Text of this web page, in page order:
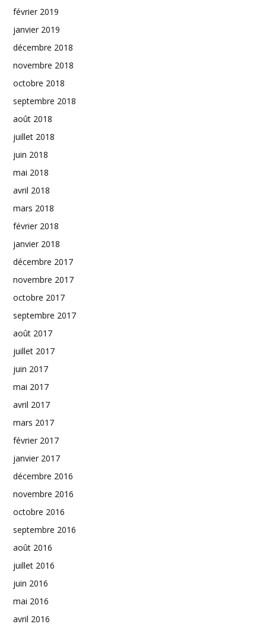
février 2019
janvier 2019
décembre 2018
novembre 2018
octobre 2018
septembre 2018
août 2018
juillet 2018
juin 2018
mai 2018
avril 2018
mars 2018
février 2018
janvier 2018
décembre 2017
novembre 2017
octobre 2017
septembre 2017
août 2017
juillet 2017
juin 2017
mai 2017
avril 2017
mars 2017
février 2017
janvier 2017
décembre 2016
novembre 2016
octobre 2016
septembre 2016
août 2016
juillet 2016
juin 2016
mai 2016
avril 2016